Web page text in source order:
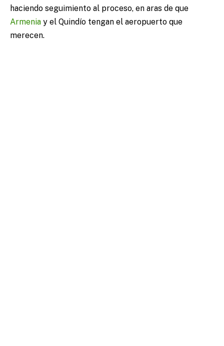
haciendo seguimiento al proceso, en aras de que
Armenia y el Quindío tengan el aeropuerto que
merecen.